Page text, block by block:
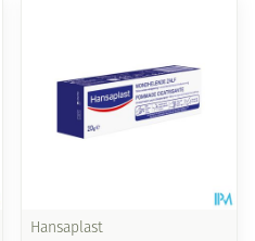
Hansaplast